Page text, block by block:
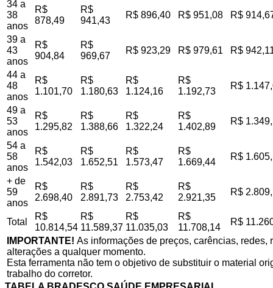
34 a
38
anos
R$
878,49
R$
941,43
R$ 896,40 R$ 951,08 R$
39 a
43
anos
R$
904,84
R$
969,67
R$ 923,29 R$ 979,61 R$
44 a
48
anos
R$
1.101,70
R$
1.180,63
R$
1.124,16
R$
1.192,73
R$
49 a
53
anos
R$
1.295,82
R$
1.388,66
R$
1.322,24
R$
1.402,89
R$
54 a
58
anos
R$
1.542,03
R$
1.652,51
R$
1.573,47
R$
1.669,44
R$
+ de
59
anos
R$
2.698,40
R$
2.891,73
R$
2.753,42
R$
2.921,35
R$
Total
R$
10.814,54
R$
11.589,37
R$
11.035,03
R$
11.708,14
R$
IMPORTANTE! As informações de preços, carências,
alterações a qualquer momento.
Esta ferramenta não tem o objetivo de substituir o material
trabalho do corretor.